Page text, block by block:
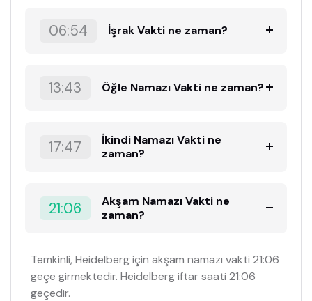
06:54 İşrak Vakti ne zaman?
13:43 Öğle Namazı Vakti ne zaman?
17:47
İkindi Namazı Vakti ne
zaman?
21:06
Akşam Namazı Vakti ne
zaman?
Temkinli, Heidelberg için akşam namazı vakti 21:06
geçe girmektedir. Heidelberg iftar saati 21:06
geçedir.